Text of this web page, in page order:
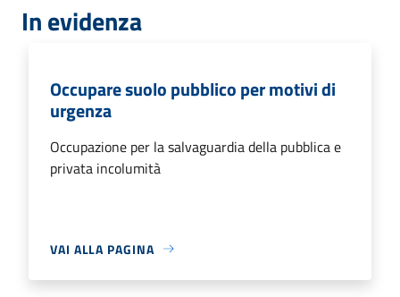
In evidenza
Occupare suolo pubblico per motivi di
urgenza
Occupazione per la salvaguardia della pubblica e
privata incolumità
VAI ALLA PAGINA